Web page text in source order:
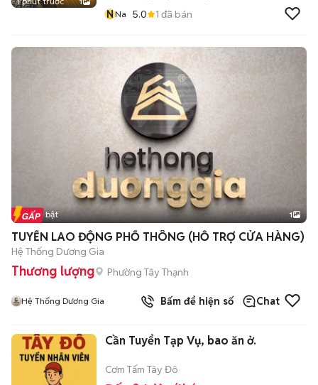
NNa 5.0 1 đã bán
Tin nổi bật 1
TUYỂN LAO ĐỘNG PHỔ THÔNG (HỖ TRỢ CỬA HÀNG)
Hệ Thống Dương Gia
Thương lượng Phường Tây Thạnh
Hệ Thống Dương Gia Bấm để hiện số Chat
Cần Tuyển Tạp Vụ, bao ăn ở.
Cơm Tấm Tây Đô